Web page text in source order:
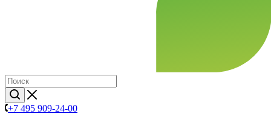
+7 495 909-24-00